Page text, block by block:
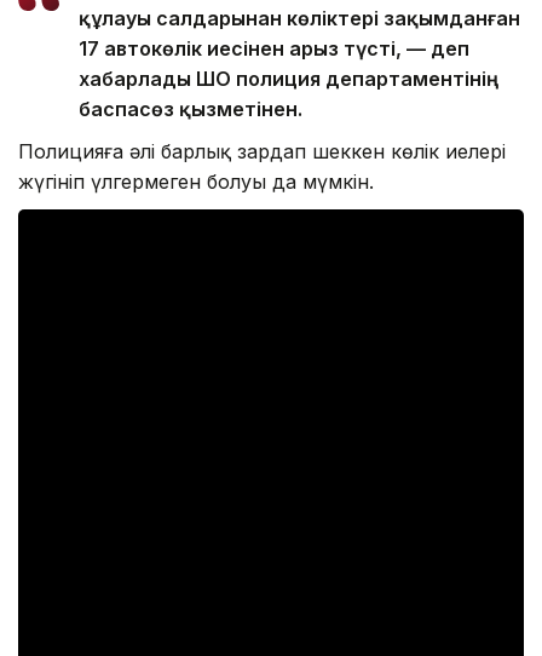
құлауы салдарынан көліктері зақымданған
17 автокөлік иесінен арыз түсті, — деп
хабарлады ШҚО полиция департаментінің
баспасөз қызметінен.
Полицияға әлі барлық зардап шеккен көлік иелері
жүгініп үлгермеген болуы да мүмкін.